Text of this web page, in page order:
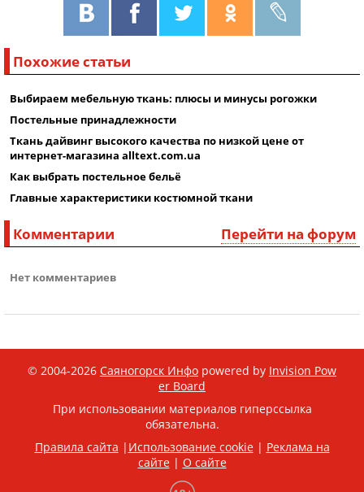
Похожие статьи
Выбираем мебельную ткань: плюсы и минусы рогожки
Постельные принадлежности
Ткань дайвинг высокого качества по низкой цене от
интернет-магазина alltext.com.ua
Как выбрать постельное бельё
Главные характеристики костюмной ткани
Перейти на форум
Комментарии
Нет комментариев
© 2004-2026 Саяногорск Инфо powered by Invision Pow
er Board
При использовании материалов гиперссылка
обязательна.
Правила сайта | Использование cookie| Реклама на
сайте| О сайте